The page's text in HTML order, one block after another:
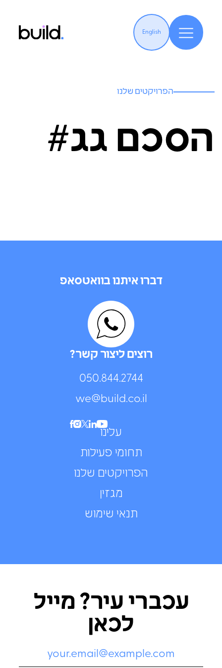
English
הפרויקטים שלנו
הסכם גג#
עלינו
תחומי פעילות
הפרויקטים שלנו
מגזין
תנאי שימוש
דברו איתנו בוואטסאפ
רוצים ליצור קשר?
050.844.2744⁩
we@build.co.il
עכברי עיר? מייל
לכאן